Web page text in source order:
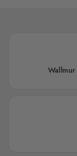
Wallmur